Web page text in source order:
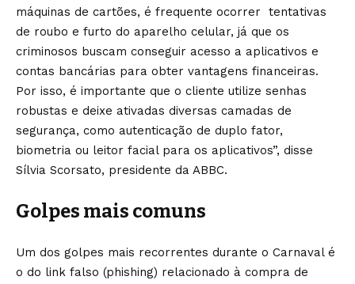
máquinas de cartões, é frequente ocorrer tentativas
de roubo e furto do aparelho celular, já que os
criminosos buscam conseguir acesso a aplicativos e
contas bancárias para obter vantagens financeiras.
Por isso, é importante que o cliente utilize senhas
robustas e deixe ativadas diversas camadas de
segurança, como autenticação de duplo fator,
biometria ou leitor facial para os aplicativos”, disse
Sílvia Scorsato, presidente da ABBC.
Golpes mais comuns
Um dos golpes mais recorrentes durante o Carnaval é
o do link falso (phishing) relacionado à compra de